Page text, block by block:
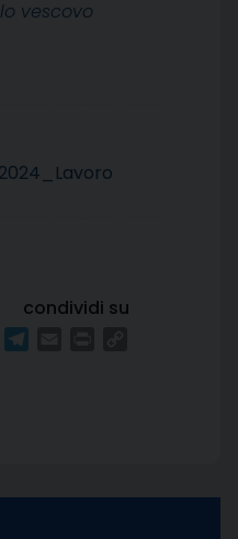
vescovo
condividi su
WhatsApp